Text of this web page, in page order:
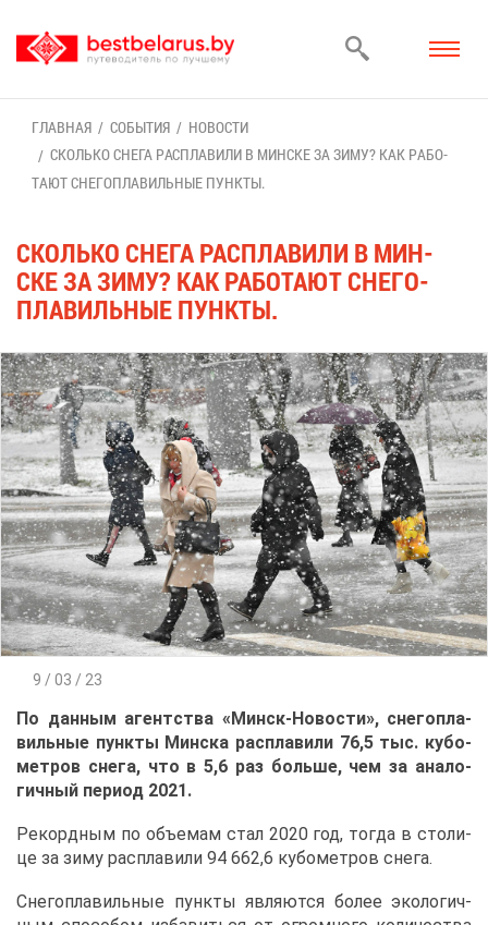
ГЛАВ­НАЯ СО­БЫ­ТИЯ
НО­ВО­СТИ
СКОЛЬ­КО СНЕ­ГА РАС­ПЛА­ВИ­ЛИ В МИН­СКЕ ЗА ЗИ­МУ? КАК РА­БО­
ТА­ЮТ СНЕ­ГО­ПЛА­ВИЛЬ­НЫЕ ПУНК­ТЫ.
СКОЛЬ­КО СНЕ­ГА РАС­ПЛА­ВИ­ЛИ В МИН­
СКЕ ЗА ЗИ­МУ? КАК РА­БО­ТА­ЮТ СНЕ­ГО­
ПЛА­ВИЛЬ­НЫЕ ПУНК­ТЫ.
9 / 03 / 23
По дан­ным агент­ства «Минск-Но­во­сти», сне­го­пла­
виль­ные пунк­ты Мин­ска рас­пла­ви­ли 76,5 тыс. ку­бо­
мет­ров сне­га, что в 5,6 раз боль­ше, чем за ана­ло­
гич­ный пе­ри­од 2021.
Ре­корд­ным по объ­е­мам стал 2020 год, то­гда в сто­ли­
це за зи­му рас­пла­ви­ли 94 662,6 ку­бо­мет­ров сне­га.
Сне­го­пла­виль­ные пунк­ты яв­ля­ют­ся бо­лее эко­ло­гич­